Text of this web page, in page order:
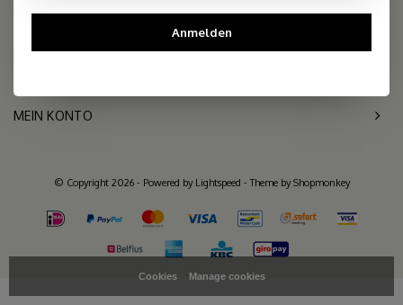
MEIN KONTO
© Copyright 2026 - Powered by Lightspeed - Theme byShopmonkey
Cookies Manage cookies
Anmelden